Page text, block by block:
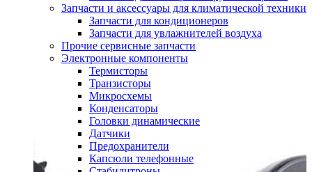
Запчасти и аксессуары для климатической техники
Запчасти для кондиционеров
Запчасти для увлажнителей воздуха
Прочие сервисные запчасти
Электронные компоненты
Термисторы
Транзисторы
Микросхемы
Конденсаторы
Головки динамические
Датчики
Предохранители
Капсюли телефонные